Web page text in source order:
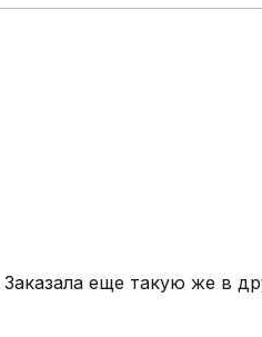
Заказала еще такую же в